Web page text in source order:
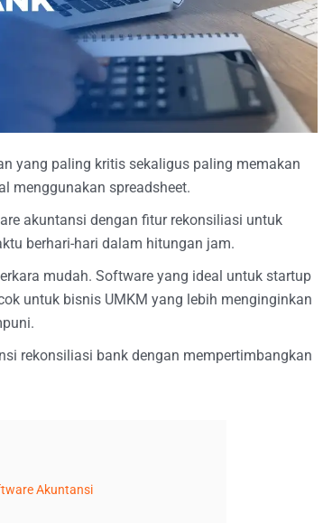
yang paling kritis sekaligus paling memakan
menggunakan spreadsheet.
akuntansi dengan fitur rekonsiliasi untuk
berhari-hari dalam hitungan jam.
mudah. Software yang ideal untuk startup
untuk bisnis UMKM yang lebih menginginkan
rekonsiliasi bank dengan mempertimbangkan
Akuntansi